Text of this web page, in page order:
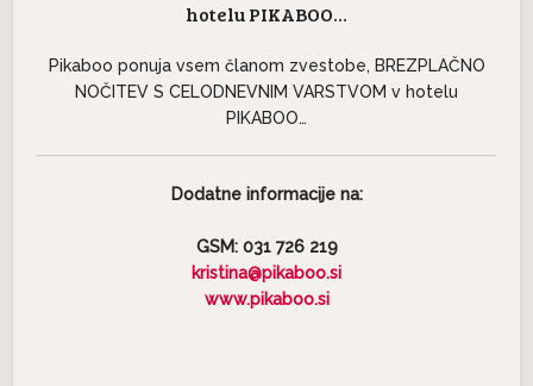
hotelu PIKABOO…
Pikaboo ponuja vsem članom zvestobe, BREZPLAČNO
NOČITEV S CELODNEVNIM VARSTVOM v hotelu
PIKABOO…
Dodatne informacije na:
GSM: 031 726 219
kristina@pikaboo.si
www.pikaboo.si